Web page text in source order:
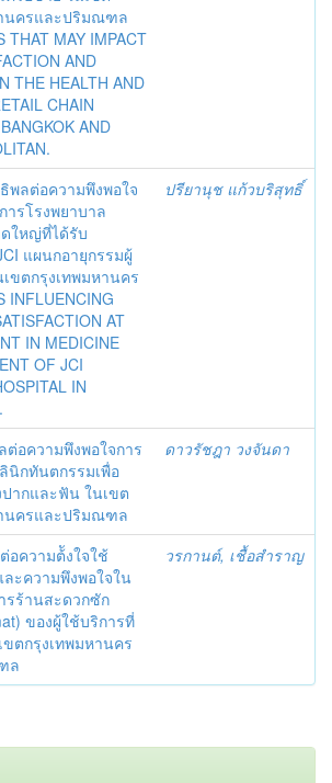
นครและปริมณฑล
THAT MAY IMPACT
AND
THE HEALTH AND
CHAIN
AND
พลต่อความพึงพอใจ
ารโรงพยาบาล
ใหญ่ที่ได้รับ
แผนกอายุกรรมผู้
ขตกรุงเทพมหานคร
INFLUENCING
AT
IN MEDICINE
OF JCI
IN
ปรียานุช แก้วบริสุทธิ์
ต่อความพึงพอใจการ
นิกทันตกรรมเพื่อ
ากและฟัน ในเขต
นครและปริมณฑล
ดาวรัชฎา วงจันดา
อความต้ังใจใช้
ะความพึงพอใจใน
รร้านสะดวกซัก
ของผู้ใช้บริการที่
ขตกรุงเทพมหานคร
ล
วรกานต์, เชื้อสำราญ